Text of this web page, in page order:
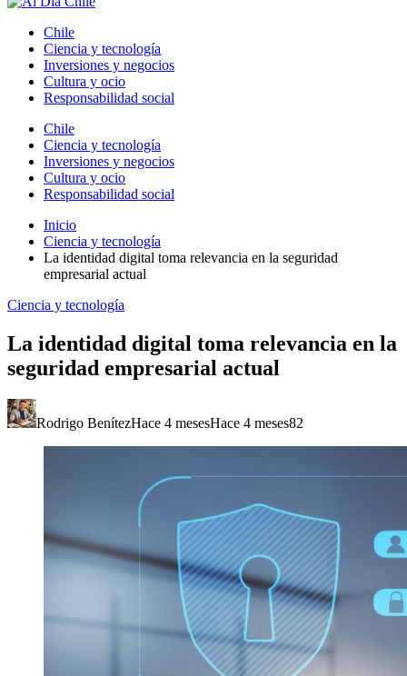
Chile
Ciencia y tecnología
Inversiones y negocios
Cultura y ocio
Responsabilidad social
Chile
Ciencia y tecnología
Inversiones y negocios
Cultura y ocio
Responsabilidad social
Inicio
Ciencia y tecnología
La identidad digital toma relevancia en la seguridad
empresarial actual
Ciencia y tecnología
La identidad digital toma relevancia en la
seguridad empresarial actual
Rodrigo BenítezHace 4 mesesHace 4 meses82